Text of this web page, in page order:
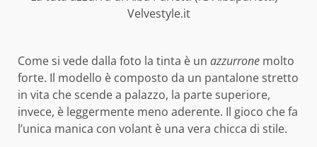
Velvestyle.it
Come si vede dalla foto la tinta è un azzurrone molto
forte. Il modello è composto da un pantalone stretto
in vita che scende a palazzo, la parte superiore,
invece, è leggermente meno aderente. Il gioco che fa
l’unica manica con volant è una vera chicca di stile.